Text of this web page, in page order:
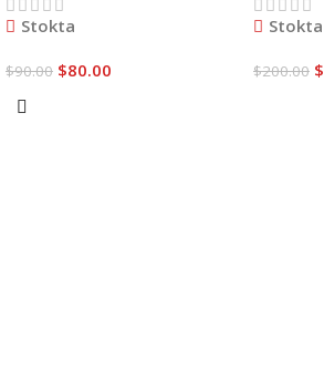
Stokta
$90.00 $80.00
Sepete Ekle
Stokta
$200.00 $